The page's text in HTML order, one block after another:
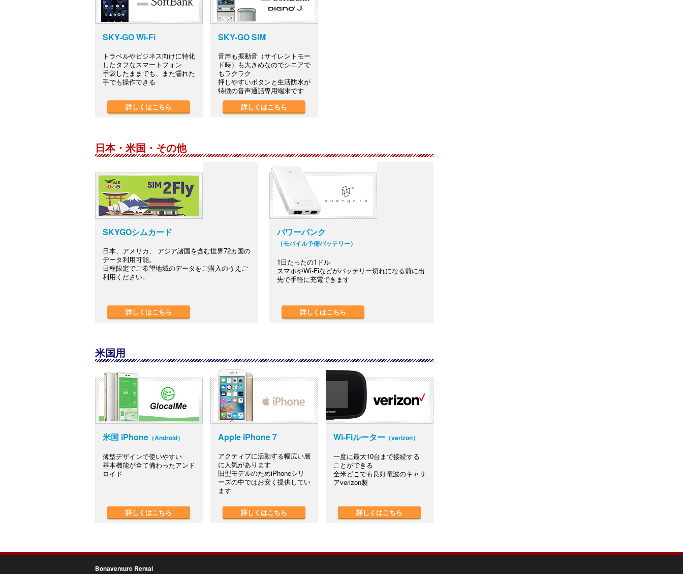
SKY-GO Wi-Fi
トラベルやビジネス向けに特化
したタフなスマートフォン
手袋したままでも、また濡れた
手でも操作できる
詳しくはこちら
SKY-GO SIM
音声も振動音（サイレントモー
ド時）も大きめなのでシニアで
もラクラク
押しやすいボタンと生活防水が
特徴の音声通話専用端末です
詳しくはこちら
日本・米国・その他
SKYGOシムカード
日本、アメリカ、 アジア諸国を含む世界72カ国の
データ利用可能。
日程限定でご希望地域のデータをご購入のうえご
利用ください。
詳しくはこちら
パワーバンク
（モバイル予備バッテリー）
1日たったの1ドル
スマホやWi-Fiなどがバッテリー切れになる前に出
先で手軽に充電できます
詳しくはこちら
米国用
米国 iPhone （Android）
薄型デザインで使いやすい
基本機能が全て備わったアンド
ロイド
詳しくはこちら
Apple iPhone 7
アクティブに活動する幅広い層
に人気があります
旧型モデルのためiPhoneシリ
ーズの中ではお安く提供してい
ます
詳しくはこちら
Wi-Fiルーター （verizon）
一度に最大10台まで接続する
ことができる
全米どこでも良好電波のキャリ
アverizon製
詳しくはこちら
Bonaventure Rental